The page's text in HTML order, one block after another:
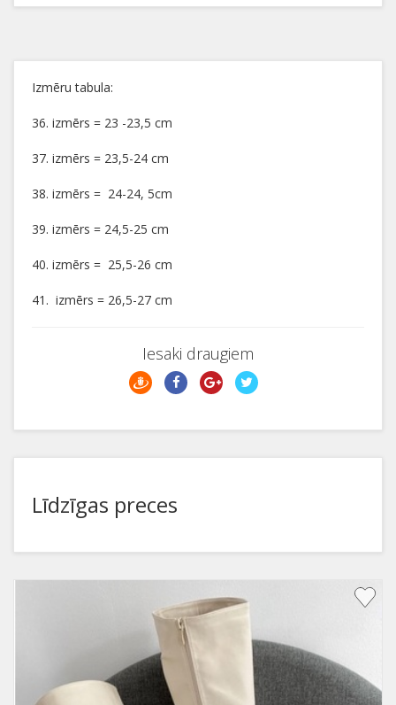
Izmēru tabula:
36. izmērs = 23 -23,5 cm
37. izmērs = 23,5-24 cm
38. izmērs = 24-24, 5cm
39. izmērs = 24,5-25 cm
40. izmērs = 25,5-26 cm
41. izmērs = 26,5-27 cm
Iesaki draugiem
Līdzīgas preces